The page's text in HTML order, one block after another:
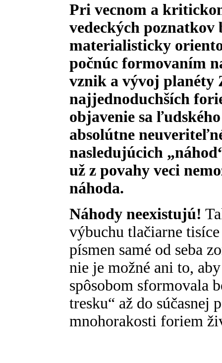
Pri vecnom a
vedeckých
materialisticky
počnúc formovaním
vznik a vývoj planéty
najjednoduchších
objavenie sa
absolútne
nasledujúcich
už z povahy veci
náhoda.
Náhody neexistujú!
výbuchu tlačiarne
písmen samé od seba
nie je možné ani to,
spôsobom sformovala
tresku“ až do súčasnej
mnohorakosti foriem